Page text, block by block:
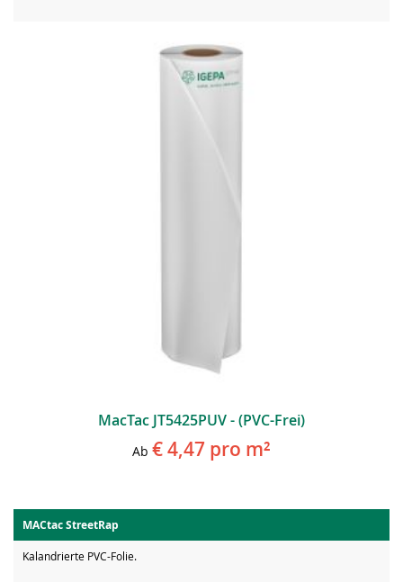
MacTac JT5425PUV - (PVC-Frei)
Ab € 4,47 pro m²
MACtac StreetRap
Kalandrierte PVC-Folie.